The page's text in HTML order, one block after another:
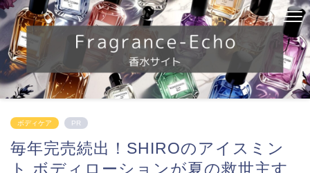
ボディケア PR
毎年完売続出！SHIROのアイスミン
ト ボディローションが夏の救世主す